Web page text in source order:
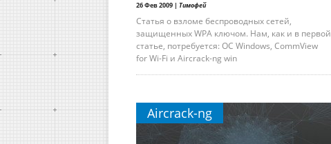
26 Фев 2009 | Тимофей
Статья о взломе беспроводных сетей,
защищенных WPA ключом. Нам, как и в первой
статье, потребуется: ОС Windows, CommView
for Wi-Fi и Aircrack-ng win
Aircrack-ng